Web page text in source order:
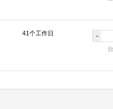
41个工作日 -
台